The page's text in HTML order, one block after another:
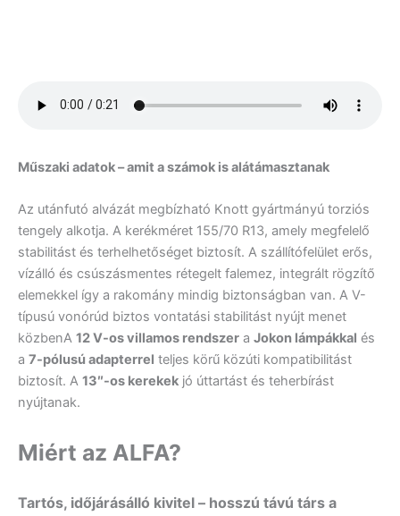
Műszaki adatok – amit a számok is alátámasztanak
Az utánfutó alvázát megbízható Knott gyártmányú torziós
tengely alkotja. A kerékméret 155/70 R13, amely megfelelő
stabilitást és terhelhetőséget biztosít. A szállítófelület erős,
vízálló és csúszásmentes rétegelt falemez, integrált rögzítő
elemekkel így a rakomány mindig biztonságban van. A V-
típusú vonórúd biztos vontatási stabilitást nyújt menet
közbenA 12 V-os villamos rendszer a Jokon lámpákkal és
a 7-pólusú adapterrel teljes körű közúti kompatibilitást
biztosít. A 13″-os kerekek jó úttartást és teherbírást
nyújtanak.
Miért az ALFA?
Tartós, időjárásálló kivitel – hosszú távú társ a